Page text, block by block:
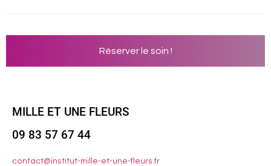
Réserver le soin !
MILLE ET UNE FLEURS
09 83 57 67 44
contact@institut-mille-et-une-fleurs.fr